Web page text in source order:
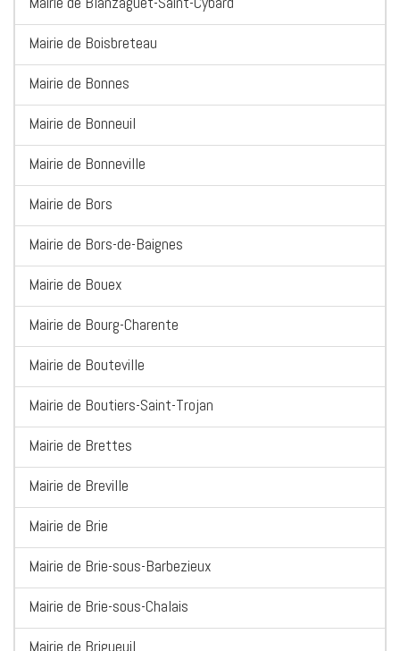
Mairie de Boisbreteau
Mairie de Bonnes
Mairie de Bonneuil
Mairie de Bonneville
Mairie de Bors
Mairie de Bors-de-Baignes
Mairie de Bouex
Mairie de Bourg-Charente
Mairie de Bouteville
Mairie de Boutiers-Saint-Trojan
Mairie de Brettes
Mairie de Breville
Mairie de Brie
Mairie de Brie-sous-Barbezieux
Mairie de Brie-sous-Chalais
Mairie de Brigueuil